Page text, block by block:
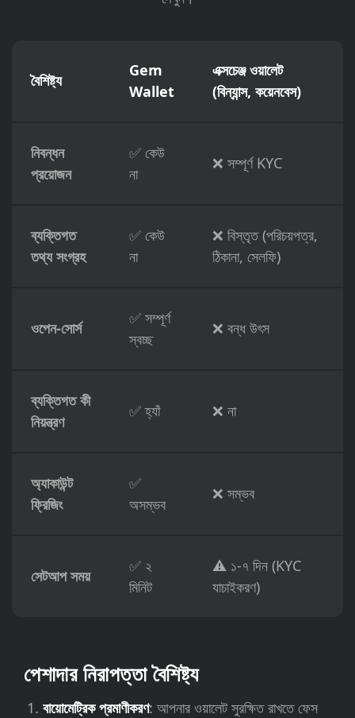
বৈশিষ্ট্য
Gem
Wallet
এক্সচেঞ্জ ওয়ালেট
(বিন্যান্স, কয়েনবেস)
নিবন্ধন
প্রয়োজন
✅ কেউ
না
❌ সম্পূর্ণ KYC
ব্যক্তিগত
তথ্য সংগ্রহ
✅ কেউ
না
❌ বিস্তৃত (পরিচয়পত্র,
ঠিকানা, সেলফি)
ওপেন-সোর্স
✅ সম্পূর্ণ
স্বচ্ছ
❌ বন্ধ উৎস
ব্যক্তিগত কী
নিয়ন্ত্রণ
✅ হ্যাঁ ❌ না
অ্যাকাউন্ট
ফ্রিজিং
✅
অসম্ভব
❌ সম্ভব
সেটআপ সময়
✅ ২
মিনিট
⚠️ ১-৭ দিন (KYC
যাচাইকরণ)
পেশাদার নিরাপত্তা বৈশিষ্ট্য
বায়োমেট্রিক প্রমাণীকরণ: আপনার ওয়ালেট সুরক্ষিত রাখতে ফেস